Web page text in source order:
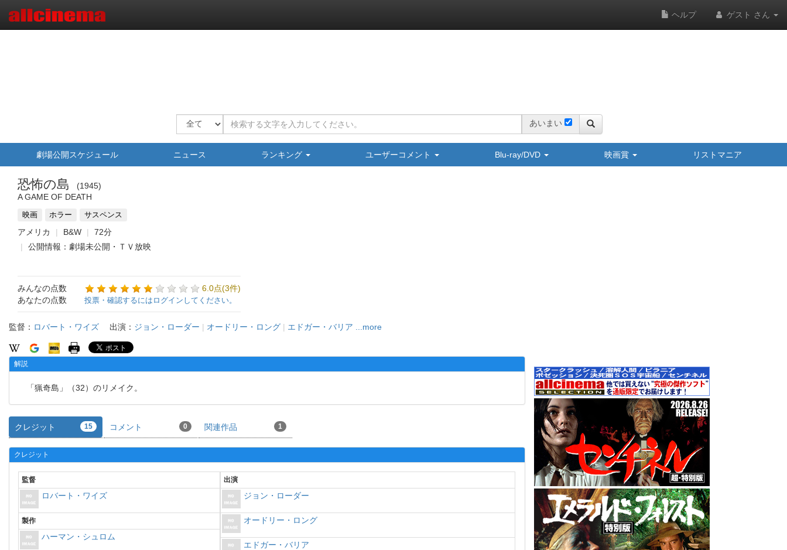
ヘルプ ゲスト さん
あいまい
劇場公開スケジュール ニュース ランキング ユーザーコメント Blu-ray/DVD 映画賞 リストマニア
恐怖の島
1945
A GAME OF DEATH
映画 ホラー サスペンス
アメリカ B&W
72分
公開情報：劇場未公開・ＴＶ放映
みんなの点数
6.0点(3件)
あなたの点数
投票・確認するにはログインしてください。
監督： ロバート・ワイズ 出演： ジョン・ローダー | オードリー・ロング | エドガー・バリア ...more
解説
「猟奇島」（32）のリメイク。
クレジット 15 コメント 0 関連作品 1
クレジット
監督
ロバート・ワイズ
製作
ハーマン・シュロム
出演
ジョン・ローダー
オードリー・ロング
エドガー・バリア